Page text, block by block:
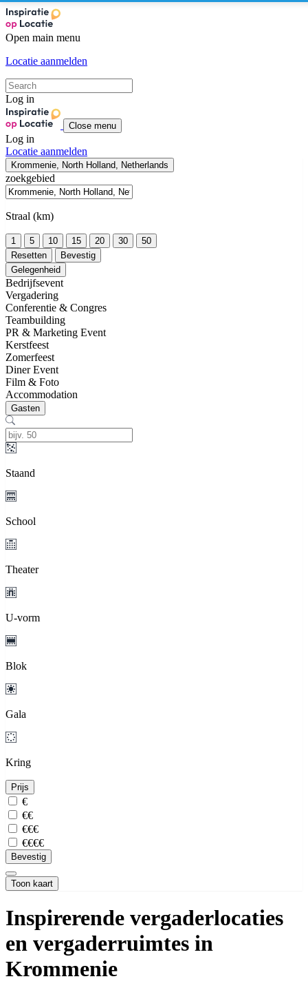
Open main menu
Locatie aanmelden
Log in
Close menu
Log in
Locatie aanmelden
Krommenie, North Holland, Netherlands
zoekgebied
Straal (km)
1 5 10 15 20 30
50
Resetten
Bevestig
Gelegenheid
Bedrijfsevent
Vergadering
Conferentie & Congres
Teambuilding
PR & Marketing Event
Kerstfeest
Zomerfeest
Diner Event
Film & Foto
Accommodation
Gasten
Staand
School
Theater
U-vorm
Blok
Gala
Kring
Prijs
€
€€
€€€
€€€€
Bevestig
Toon kaart
Inspirerende vergaderlocaties
en vergaderruimtes in
Krommenie